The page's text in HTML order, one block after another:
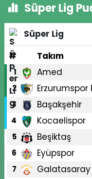
Süper Lig
Süper Lig
#
Takım
1 Amed
2 Erzurumspor
3 Başakşehir
4 Kocaelispor
5 Beşiktaş
6 Eyüpspor
7 Galatasaray